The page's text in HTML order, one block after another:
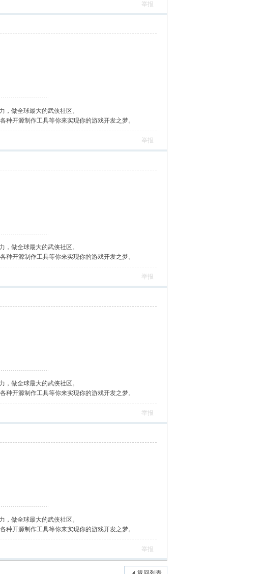
举报
，做全球最大的武侠社区。
开源制作工具等你来实现你的游戏开发之梦。
举报
，做全球最大的武侠社区。
开源制作工具等你来实现你的游戏开发之梦。
举报
，做全球最大的武侠社区。
开源制作工具等你来实现你的游戏开发之梦。
举报
，做全球最大的武侠社区。
开源制作工具等你来实现你的游戏开发之梦。
举报